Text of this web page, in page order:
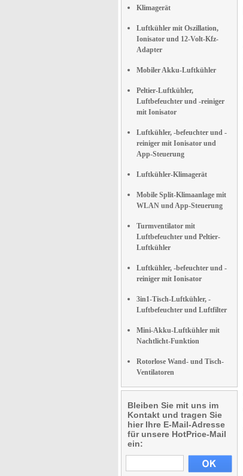
Klimagerät
Luftkühler mit Oszillation,
Ionisator und 12-Volt-Kfz-
Adapter
Mobiler Akku-Luftkühler
Peltier-Luftkühler,
Luftbefeuchter und -reiniger
mit Ionisator
Luftkühler, -befeuchter und -
reiniger mit Ionisator und
App-Steuerung
Luftkühler-Klimagerät
Mobile Split-Klimaanlage mit
WLAN und App-Steuerung
Turmventilator mit
Luftbefeuchter und Peltier-
Luftkühler
Luftkühler, -befeuchter und -
reiniger mit Ionisator
3in1-Tisch-Luftkühler, -
Luftbefeuchter und Luftfilter
Mini-Akku-Luftkühler mit
Nachtlicht-Funktion
Rotorlose Wand- und Tisch-
Ventilatoren
Bleiben Sie mit uns im
Kontakt und tragen Sie
hier Ihre E-Mail-Adresse
für unsere HotPrice-Mail
ein: